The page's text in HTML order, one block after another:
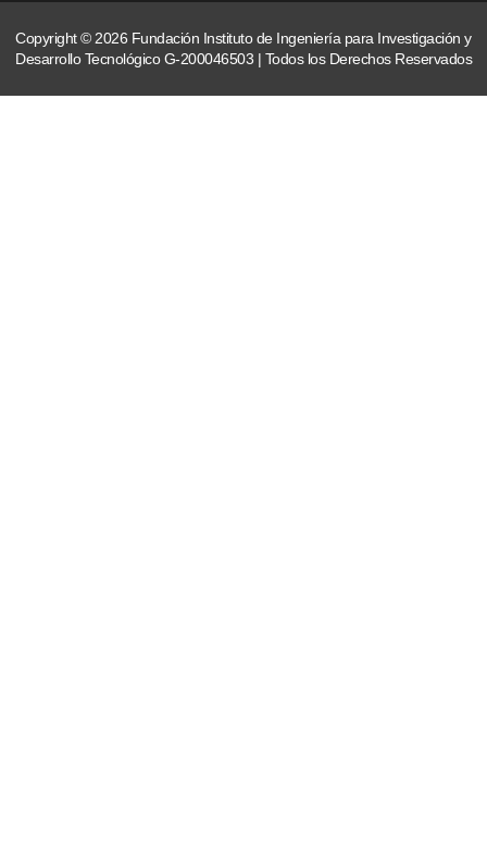
Copyright © 2026 Fundación Instituto de Ingeniería para Investigación y
Desarrollo Tecnológico G-200046503 | Todos los Derechos Reservados